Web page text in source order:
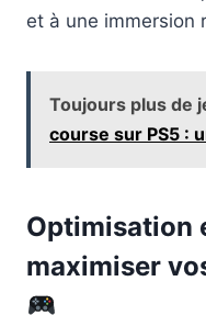
et à une immersion
Toujours plus de
course sur PS5 :
Optimisation
maximiser